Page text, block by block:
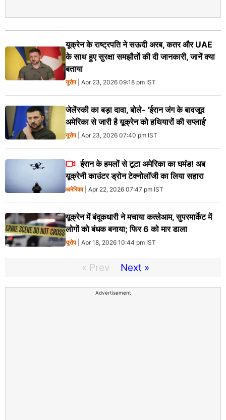
यूक्रेन के राष्ट्रपति ने सऊदी अरब, कतर और UAE
के साथ हुए सुरक्षा समझौतों की दी जानकारी, जानें क्या
बताया
यूरोप| Apr 23, 2026 09:18 pm IST
जेलेंस्की का बड़ा दावा, बोले- 'ईरान जंग के बावजूद
अमेरिका से जारी है यूक्रेन को हथियारों की सप्लाई'
यूरोप| Apr 23, 2026 07:40 pm IST
ईरान के हमलों से टूटा अमेरिका का घमंड! अब
यूक्रेनी काउंटर ड्रोन टेक्नोलॉजी का लिया सहारा
अमेरिका| Apr 22, 2026 07:47 pm IST
यूक्रेन में बंदूकधारी ने मचाया कत्लेआम, सुपरमार्केट में
लोगों को बंधक बनाया; फिर 6 को मार डाला
यूरोप| Apr 18, 2026 10:44 pm IST
« Prev Next »
Advertisement